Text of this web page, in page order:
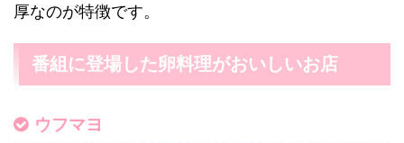
厚なのが特徴です。
番組に登場した卵料理がおいしいお店
ウフマヨ